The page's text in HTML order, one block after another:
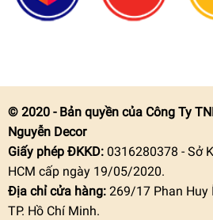
© 2020 - Bản quyền của Công Ty
Nguyễn Decor
Giấy phép ĐKKD:0316280378 - Sở
HCM cấp ngày 19/05/2020.
Địa chỉ cửa hàng: 269/17 Phan Huy
TP. Hồ Chí Minh.